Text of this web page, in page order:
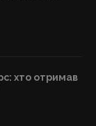
хто отримав